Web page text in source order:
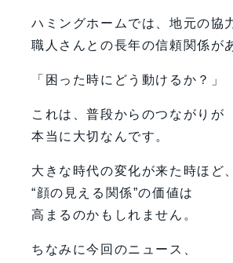
ハミングホームでは、地元の協
職人さんとの長年の信頼関係が
「困った時にどう動けるか？」
これは、普段からのつながりが
本当に大切なんです。
大きな時代の変化が来た時ほど、
“顔の見える関係”の価値は
高まるのかもしれません。
ちなみに今回のニュース、